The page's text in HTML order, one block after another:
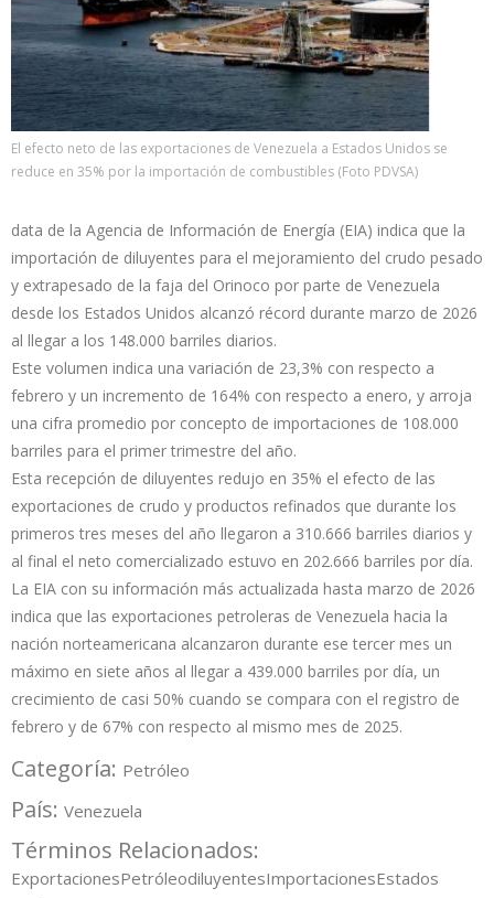
El efecto neto de las exportaciones de Venezuela a Estados Unidos se
reduce en 35% por la importación de combustibles (Foto PDVSA)
data de la Agencia de Información de Energía (EIA) indica que la
importación de diluyentes para el mejoramiento del crudo pesado
y extrapesado de la faja del Orinoco por parte de Venezuela
desde los Estados Unidos alcanzó récord durante marzo de 2026
al llegar a los 148.000 barriles diarios.
Este volumen indica una variación de 23,3% con respecto a
febrero y un incremento de 164% con respecto a enero, y arroja
una cifra promedio por concepto de importaciones de 108.000
barriles para el primer trimestre del año.
Esta recepción de diluyentes redujo en 35% el efecto de las
exportaciones de crudo y productos refinados que durante los
primeros tres meses del año llegaron a 310.666 barriles diarios y
al final el neto comercializado estuvo en 202.666 barriles por día.
La EIA con su información más actualizada hasta marzo de 2026
indica que las exportaciones petroleras de Venezuela hacia la
nación norteamericana alcanzaron durante ese tercer mes un
máximo en siete años al llegar a 439.000 barriles por día, un
crecimiento de casi 50% cuando se compara con el registro de
febrero y de 67% con respecto al mismo mes de 2025.
Categoría: Petróleo
País: Venezuela
Términos Relacionados:
ExportacionesPetróleodiluyentesImportacionesEstados